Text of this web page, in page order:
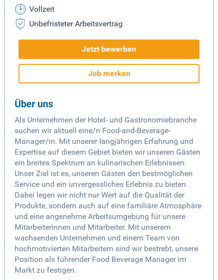
Vollzeit
Unbefristeter Arbeitsvertrag
Jetzt bewerben
Job merken
Über uns
Als Unternehmen der Hotel- und Gastronomiebranche
suchen wir aktuell eine/n Food-and-Beverage-
Manager/in. Mit unserer langjährigen Erfahrung und
Expertise auf diesem Gebiet bieten wir unseren Gästen
ein breites Spektrum an kulinarischen Erlebnissen.
Unser Ziel ist es, unseren Gästen den bestmöglichen
Service und ein unvergessliches Erlebnis zu bieten.
Dabei legen wir nicht nur Wert auf die Qualität der
Produkte, sondern auch auf eine familiäre Atmosphäre
und eine angenehme Arbeitsumgebung für unsere
Mitarbeiterinnen und Mitarbeiter. Mit unserem
wachsenden Unternehmen und einem Team von
hochmotivierten Mitarbeitern sind wir bestrebt, unsere
Position als führender Food Beverage Manager im
Markt zu festigen.